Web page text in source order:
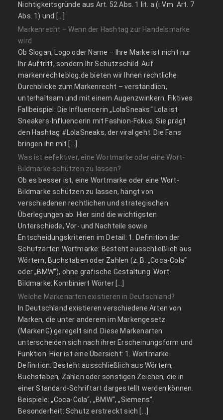
Nichtigkeitsgründe aus Art. 52 Abs. 1 lit. a (i.V.m. Art. 7
Abs. 1) und […]
Markenrecht – Wenn der Hashtag zur Handelsmarke
wird
Ob Slogan, Logo oder Name – Ihre Marke ist nicht nur
Ihr Auftritt, sondern Ihr Schutzschild. Auf
markenrechteblog.de bieten wir Ihnen rechtliche
Durchblicke zum Markenrecht – verständlich,
unterhaltsam und mit einem Augenzwinkern. Fiktives
Fallbeispiel: Die Influencerin „LolaSneaks“ Lola ist
Sneakers-Influencerin mit Fashion-Fokus. Sie prägt
den Hashtag #LolaSneaks, der viral geht. Die Fans
bringen ihn mit […]
Was ist eefektiver, eine Wortmarke oder eine Wort-
Bildmarke schützen zu lassen?
Ob es besser ist, eine Wortmarke oder eine Wort-
Bildmarke schützen zu lassen, hängt von
verschiedenen rechtlichen und strategischen
Überlegungen ab. Hier sind die wichtigsten
Unterschiede, Vor- und Nachteile sowie
Entscheidungskriterien im Detail: 1. Definition der
Schutzarten Wortmarke: Besteht ausschließlich aus
Wörtern, Buchstaben oder Zahlen (z. B. „Coca-Cola“
oder „BMW“), ohne grafische Gestaltung. Wort-
Bildmarke: Kombiniert Wörter […]
Welche Markenarten existieren in Deutschland?
In Deutschland existieren verschiedene Arten von
Marken, die unter anderem im Markengesetz
(MarkenG) geregelt sind. Diese Markenarten
unterscheiden sich nach ihrer Erscheinungsform und
Funktion. Hier ist eine Übersicht: 1. Wortmarke
Definition: Besteht ausschließlich aus Wörtern,
Buchstaben, Zahlen oder sonstigen Zeichen, die in
einer Standard-Schriftart dargestellt werden können.
Beispiele: „Coca-Cola“, „BMW“, „Siemens“.
Besonderheit: Schutz erstreckt sich […]